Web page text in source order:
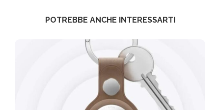
POTREBBE ANCHE INTERESSARTI